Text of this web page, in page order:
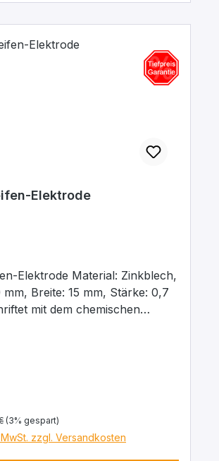
Elektrode
Elektrode Material: Zinkblech,
mm, Breite: 15 mm, Stärke: 0,7
mit dem chemischen
Preis:
(3% gespart)
zzgl. Versandkosten